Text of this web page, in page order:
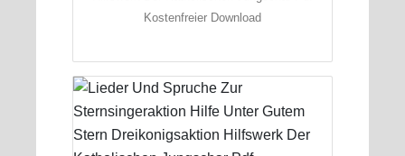
Kostenfreier Download